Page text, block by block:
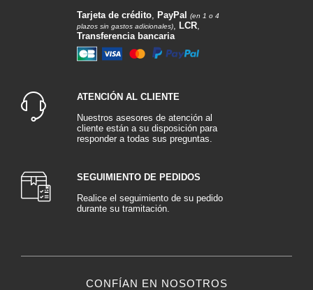
Tarjeta de crédito, PayPal
(en 1 o 4
plazos sin gastos adicionales), LCR,
Transferencia bancaria
ATENCIÓN AL CLIENTE
Nuestros asesores de atención al
cliente están a su disposición para
responder a todas sus preguntas.
SEGUIMIENTO DE PEDIDOS
Realice el seguimiento de su pedido
durante su tramitación.
CONFÍAN EN NOSOTROS